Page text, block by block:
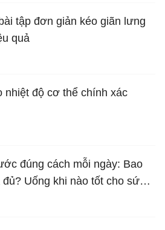
tập đơn giản kéo giãn lưng
quả
nhiệt độ cơ thể chính xác
đúng cách mỗi ngày: Bao
đủ? Uống khi nào tốt cho sức